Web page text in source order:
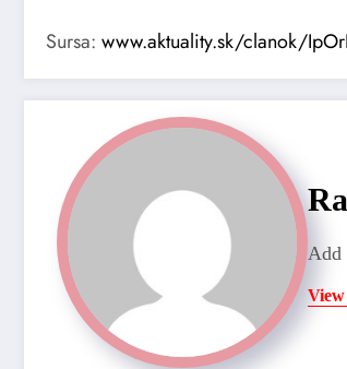
Sursa: www.aktuality.sk/clanok/
Add